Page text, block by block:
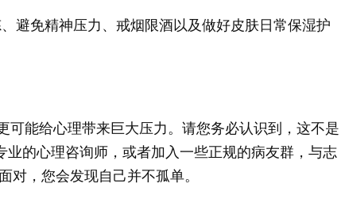
避免精神压力、戒烟限酒以及做好皮肤日常保湿护
可能给心理带来巨大压力。请您务必认识到，这不是
业的心理咨询师，或者加入一些正规的病友群，与志
对，您会发现自己并不孤单。